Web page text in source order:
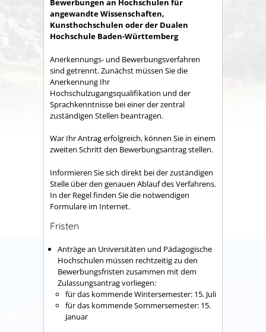
Bewerbungen an Hochschulen für
angewandte Wissenschaften,
Kunsthochschulen oder der Dualen
Hochschule Baden-Württemberg
Anerkennungs- und Bewerbungsverfahren
sind getrennt. Zunächst müssen Sie die
Anerkennung Ihr
Hochschulzugangsqualifikation und der
Sprachkenntnisse bei einer der zentral
zuständigen Stellen beantragen.
War Ihr Antrag erfolgreich, können Sie in einem
zweiten Schritt den Bewerbungsantrag stellen.
Informieren Sie sich direkt bei der zuständigen
Stelle über den genauen Ablauf des Verfahrens.
In der Regel finden Sie die notwendigen
Formulare im Internet.
Fristen
Anträge an Universitäten und Pädagogische
Hochschulen müssen rechtzeitig zu den
Bewerbungsfristen zusammen mit dem
Zulassungsantrag vorliegen:
für das kommende Wintersemester: 15. Juli
für das kommende Sommersemester: 15.
Januar